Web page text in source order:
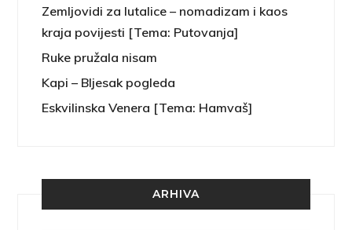
Zemljovidi za lutalice – nomadizam i kaos
kraja povijesti [Tema: Putovanja]
Ruke pružala nisam
Kapi – Bljesak pogleda
Eskvilinska Venera [Tema: Hamvaš]
ARHIVA